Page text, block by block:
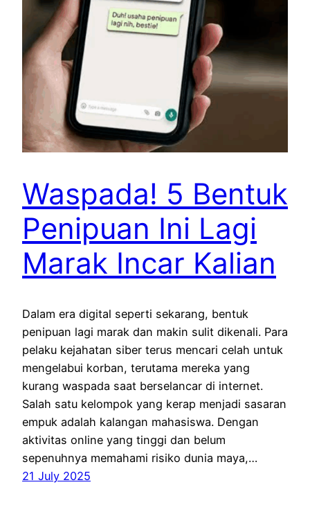
Waspada! 5 Bentuk
Penipuan Ini Lagi
Marak Incar Kalian
Dalam era digital seperti sekarang, bentuk
penipuan lagi marak dan makin sulit dikenali. Para
pelaku kejahatan siber terus mencari celah untuk
mengelabui korban, terutama mereka yang
kurang waspada saat berselancar di internet.
Salah satu kelompok yang kerap menjadi sasaran
empuk adalah kalangan mahasiswa. Dengan
aktivitas online yang tinggi dan belum
sepenuhnya memahami risiko dunia maya,…
21 July 2025